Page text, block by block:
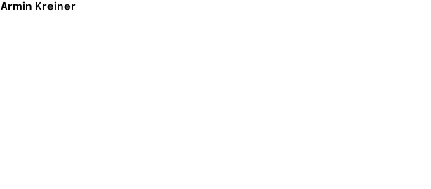
Armin Kreiner